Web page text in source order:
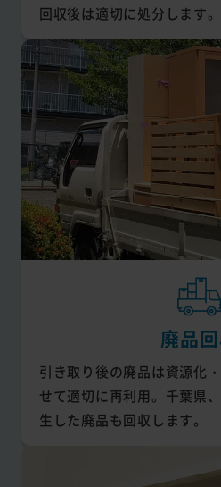
回収後は適切に処分します。
廃品
引き取り後の廃品は資源化
せて適切に再利用。千葉県
生した廃品も回収します。